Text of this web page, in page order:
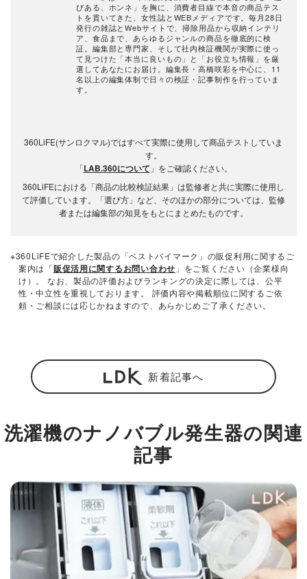
びある、ホンネ」を胸に、消費者目線で本音の商品テス
トを貫いてきた、女性誌とWEBメディアです。毎月28日
発行の雑誌とWebサイトで、掃除用品から収納インテリ
ア、食品まで、あらゆるジャンルの商品を徹底的に検
証。編集部と専門家、そして社内検証機関が実際に使っ
て見つけた「本当に良いもの」と「お役立ち情報」を厳
選してあなたにお届け。編集長・高橋咲彩を中心に、11
名以上の編集体制で日々の検証・記事制作を行っていま
す。
360LiFE(サンロクマル)ではすべて実際に使用して商品テストしていま
す。
「LAB.360について 」をご確認ください。
360LiFEにおける「商品の比較検証結果」は監修者と共に実際に使用し
て評価しています。「選び方」など、そのほかの部分については、監修
者または編集部の知見をもとにまとめたものです。
※360LiFEで紹介した製品の「ベストバイマーク」の販促利用に関するご
案内は「販促活用に関するお問い合わせ 」をご覧ください（企業様向
け）。 なお、製品の評価およびランキングの決定に際しては、公平
性・中立性を重視しております。 評価内容や掲載順位に関するご依
頼・ご相談には応じかねますので、あらかじめご了承ください。
新着記事へ
洗濯機のナノバブル発生器の関連
記事